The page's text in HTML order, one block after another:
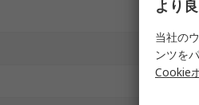
最高設
動作温
材質
より
当社の
ンツを
Cookie